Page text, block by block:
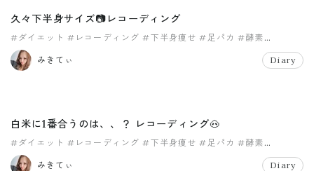
久々下半身サイズ📷レコーディング
#ダイエット #レコーディング #下半身痩せ #足パカ #酵素
#酵素ドリンク
みきてぃ
Diary
白米に1番合うのは、、？ レコーディング🐽
#ダイエット #レコーディング #下半身痩せ #足パカ #酵素
#酵素ドリンク
みきてぃ
Diary